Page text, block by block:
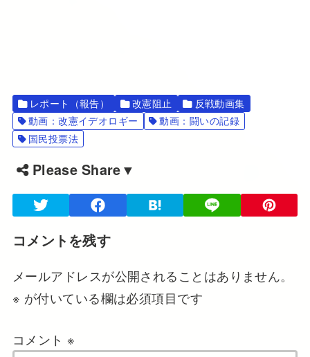
レポート（報告） 改憲阻止
反戦動画集
動画：改憲イデオロギー
動画：闘いの記録
国民投票法
Please Share▼
コメントを残す
メールアドレスが公開されることはありません。
※ が付いている欄は必須項目です
コメント ※